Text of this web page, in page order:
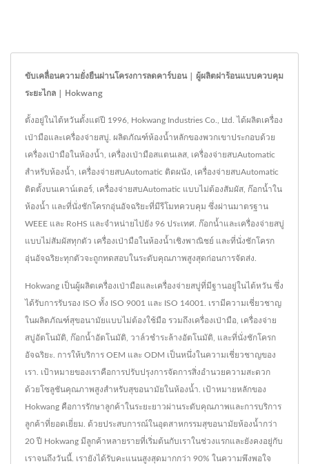
ขับเคลื่อนความยั่งยืนผ่านโครงการลดคาร์บอน | ผู้ผลิตฝาร้อนแบบควบคุม
ระยะไกล | Hokwang
ตั้งอยู่ในไต้หวันตั้งแต่ปี 1996, Hokwang Industries Co., Ltd. ได้ผลิตเครื่อง
เป่ามือและเครื่องจ่ายสบู่. ผลิตภัณฑ์ห้องน้ำหลักของพวกเขาประกอบด้วย
เครื่องเป่ามือในห้องน้ำ, เครื่องเป่ามือสแตนเลส, เครื่องจ่ายสบAutomatic
สำหรับห้องน้ำ, เครื่องจ่ายสบAutomatic ติดผนัง, เครื่องจ่ายสบAutomatic
ติดตั้งบนเคาน์เตอร์, เครื่องจ่ายสบAutomatic แบบไม่ต้องสัมผัส, ก๊อกน้ำใน
ห้องน้ำ และที่นั่งชักโครกอุ่นอัจฉริยะที่มีรีโมทควบคุม ซึ่งผ่านมาตรฐาน
WEEE และ RoHS และจำหน่ายไปยัง 96 ประเทศ. ก๊อกน้ำและเครื่องจ่ายสบู่
แบบไม่สัมผัสทุกตัว เครื่องเป่ามือในห้องน้ำเชิงพาณิชย์ และที่นั่งชักโครก
อุ่นอัจฉริยะทุกตัวจะถูกทดสอบในระดับคุณภาพสูงสุดก่อนการจัดส่ง.
Hokwang เป็นผู้ผลิตเครื่องเป่ามือและเครื่องจ่ายสบู่ที่มีฐานอยู่ในไต้หวัน ซึ่ง
ได้รับการรับรอง ISO ทั้ง ISO 9001 และ ISO 14001. เรามีความเชี่ยวชาญ
ในผลิตภัณฑ์สุขอนามัยแบบไม่ต้องใช้มือ รวมถึงเครื่องเป่ามือ, เครื่องจ่าย
สบู่อัตโนมัติ, ก๊อกน้ำอัตโนมัติ, วาล์วชำระล้างอัตโนมัติ, และที่นั่งชักโครก
อัจฉริยะ. การให้บริการ OEM และ ODM เป็นหนึ่งในความเชี่ยวชาญของ
เรา. เป้าหมายของเราคือการปรับปรุงการจัดการสิ่งอำนวยความสะดวก
ด้วยโซลูชันคุณภาพสูงสำหรับสุขอนามัยในห้องน้ำ. เป้าหมายหลักของ
Hokwang คือการรักษาลูกค้าในระยะยาวผ่านระดับคุณภาพและการบริการ
ลูกค้าที่ยอดเยี่ยม. ด้วยประสบการณ์ในอุตสาหกรรมสุขอนามัยห้องน้ำกว่า
20 ปี Hokwang มีลูกค้าหลายรายที่เริ่มต้นกับเราในช่วงแรกและยังคงอยู่กับ
เราจนถึงวันนี้. เรายังได้รับคะแนนสูงสุดมากกว่า 90% ในความพึงพอใจ